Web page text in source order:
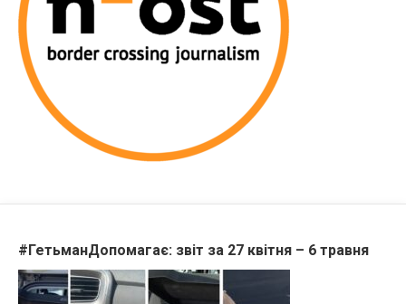
#ГетьманДопомагає: звіт за 27 квітня – 6 травня